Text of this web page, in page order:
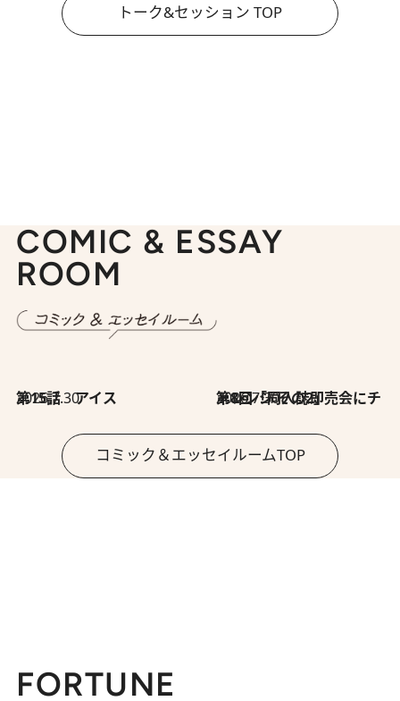
トーク&セッション TOP
COMIC & ESSAY
ROOM
2026.7.30
第15話 アイス 2026.7.30
第8回「同人誌即売会にチャレンジ その2」
コミック＆エッセイルームTOP
FORTUNE